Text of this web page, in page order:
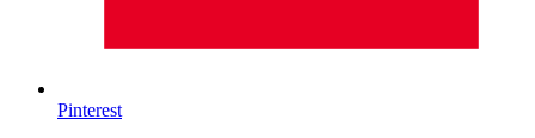
Pinterest